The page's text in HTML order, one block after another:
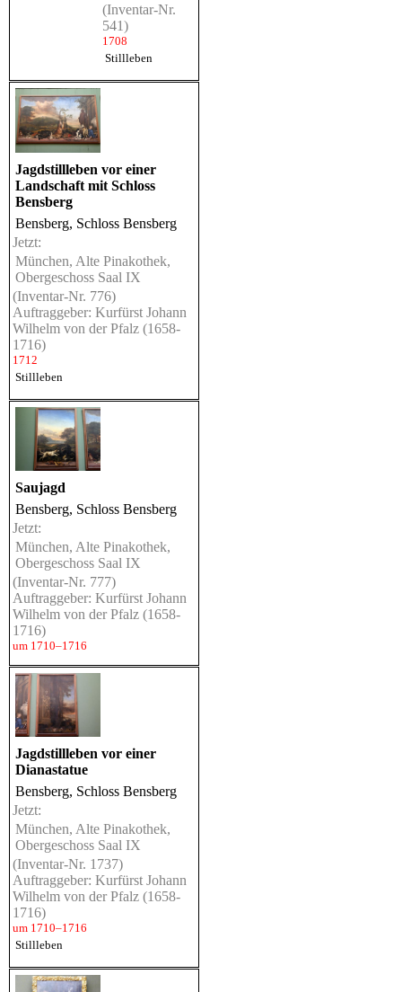
(Inventar-Nr.
541)
1708
Stillleben
Jagdstillleben vor einer
Landschaft mit Schloss
Bensberg
Bensberg, Schloss Bensberg
Jetzt:
München, Alte Pinakothek,
Obergeschoss Saal IX
(Inventar-Nr. 776)
Auftraggeber: Kurfürst Johann
Wilhelm von der Pfalz (1658-
1716)
1712
Stillleben
Saujagd
Bensberg, Schloss Bensberg
Jetzt:
München, Alte Pinakothek,
Obergeschoss Saal IX
(Inventar-Nr. 777)
Auftraggeber: Kurfürst Johann
Wilhelm von der Pfalz (1658-
1716)
um 1710–1716
Jagdstillleben vor einer
Dianastatue
Bensberg, Schloss Bensberg
Jetzt:
München, Alte Pinakothek,
Obergeschoss Saal IX
(Inventar-Nr. 1737)
Auftraggeber: Kurfürst Johann
Wilhelm von der Pfalz (1658-
1716)
um 1710–1716
Stillleben